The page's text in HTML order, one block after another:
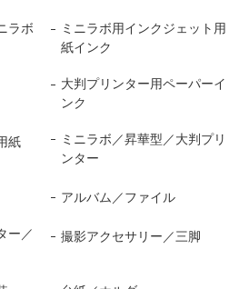
ラボ
ミニラボ用インクジェット用
紙インク
大判プリンター用ペーパーイ
ンク
紙
ミニラボ／昇華型／大判プリ
ンター
アルバム／ファイル
ー／
撮影アクセサリー／三脚